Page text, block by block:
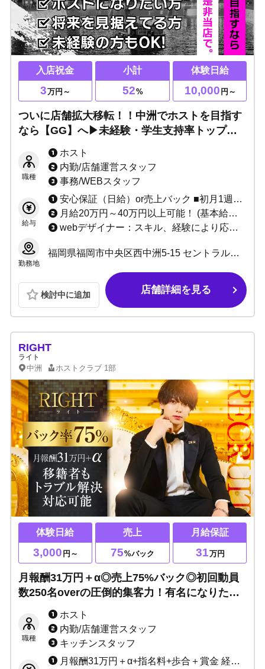
入店祝金
3万円～
小計
52%
体験日給
10,000 円～
ついに店舗拡大移転！！中洲でホストを目指す
なら【GG】へ▶未経験・学生支持率トップク
ラス！楽しく働いて同世代に差をつけろ！
職種
ホスト
内勤/店舗運営スタッフ
事務/WEBスタッフ
給与
安心保証（日給）or売上バック ■初月1週間は安心の日給12,000円スタート ※それ以降も最低日給7,000円から ■40万円以上の売り上げで完全歩合制！ なので出勤しなくても稼げる！ 40万～→売上バック 52％ 60万～→売上バック 54％ 80万～→売上バック 55％ 100万～→売上バック57％以上 最大売上MAX73%以上バック！！ 総額売り上げ折半以上！ ■幹部手当て有りでさらに＋売上％UP もちろん売上、指名本数による出勤待遇あり
月給20万円～40万円以上可能！ (基本給＋店売りバック＋ベストアドバイザー賞)
webデザイナー：スキル、経験により応相談 ヘアメイク：スキル、経験により応相談 ※アルバイト、社員により給料は異なります。ご相談ください！
勤務地
福岡県福岡市中央区西中洲5-15 セントラルパークタワー 1F
検討中に追加 店舗詳細を見る
RIGHT
ライト
中洲 ホストクラブ 1部
体験日給
3,000 円～
売上
75%バック
月給保証
31万円
月報酬31万円＋α◎売上75%バック◎初回動員
数250名overの圧倒的集客力！有名になりた
い、とにかく稼ぎたい方を全力で応援☆移籍者
もトラブル解決対応可能！
職種
ホスト
内勤/店舗運営スタッフ
キッチンスタッフ
月報酬31万円＋α+指名料+歩合＋賞金 経験者、移籍者の方は3カ月間総売り71%バック ※詳しくはお問い合わせください！